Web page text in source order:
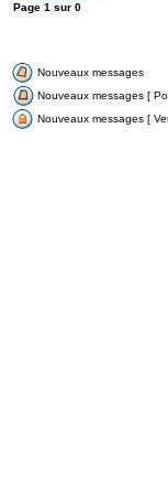
Page 1 sur 0
Nouveaux messages
Nouveaux messages [
Nouveaux messages [